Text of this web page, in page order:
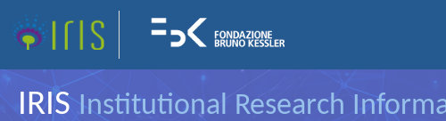
IRISInstitutional Research